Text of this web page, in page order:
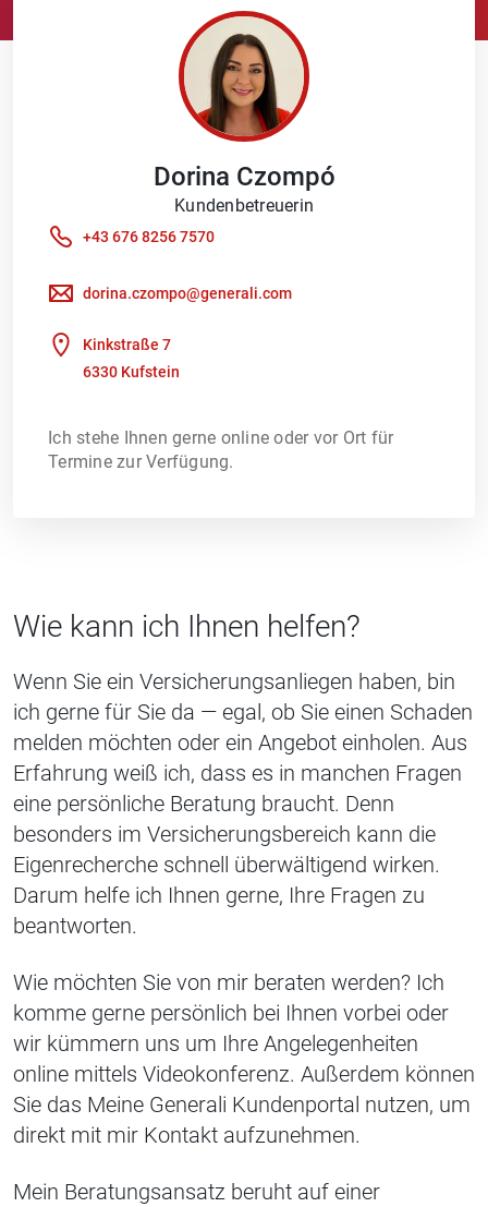
Dorina Czompó
Kundenbetreuerin
+43 676 8256 7570
dorina.czompo@generali.com
Kinkstraße 7
6330 Kufstein
Ich stehe Ihnen gerne online oder vor Ort für
Termine zur Verfügung.
Wie kann ich Ihnen helfen?
Wenn Sie ein Versicherungsanliegen haben, bin
ich gerne für Sie da — egal, ob Sie einen Schaden
melden möchten oder ein Angebot einholen. Aus
Erfahrung weiß ich, dass es in manchen Fragen
eine persönliche Beratung braucht. Denn
besonders im Versicherungsbereich kann die
Eigenrecherche schnell überwältigend wirken.
Darum helfe ich Ihnen gerne, Ihre Fragen zu
beantworten.
Wie möchten Sie von mir beraten werden? Ich
komme gerne persönlich bei Ihnen vorbei oder
wir kümmern uns um Ihre Angelegenheiten
online mittels Videokonferenz. Außerdem können
Sie das Meine Generali Kundenportal nutzen, um
direkt mit mir Kontakt aufzunehmen.
Mein Beratungsansatz beruht auf einer